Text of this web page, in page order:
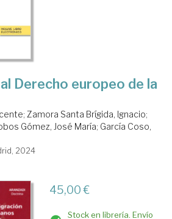
Derecho europeo de la
; Zamora Santa Brígida, Ignacio;
Gómez, José María; García Coso,
2024
45,00 €
Stock en librería. Envío